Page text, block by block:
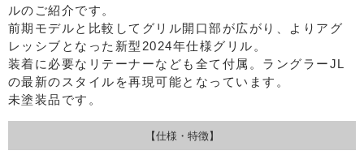
ルのご紹介です。
前期モデルと比較してグリル開口部が広がり、よりアグ
レッシブとなった新型2024年仕様グリル。
装着に必要なリテーナーなども全て付属。ラングラーJL
の最新のスタイルを再現可能となっています。
未塗装品です。
【仕様・特徴】